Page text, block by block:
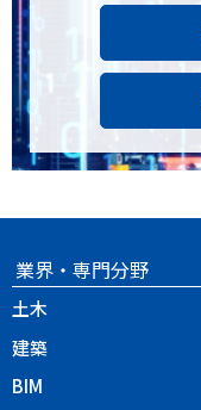
業界・専門分野
土木
建築
BIM